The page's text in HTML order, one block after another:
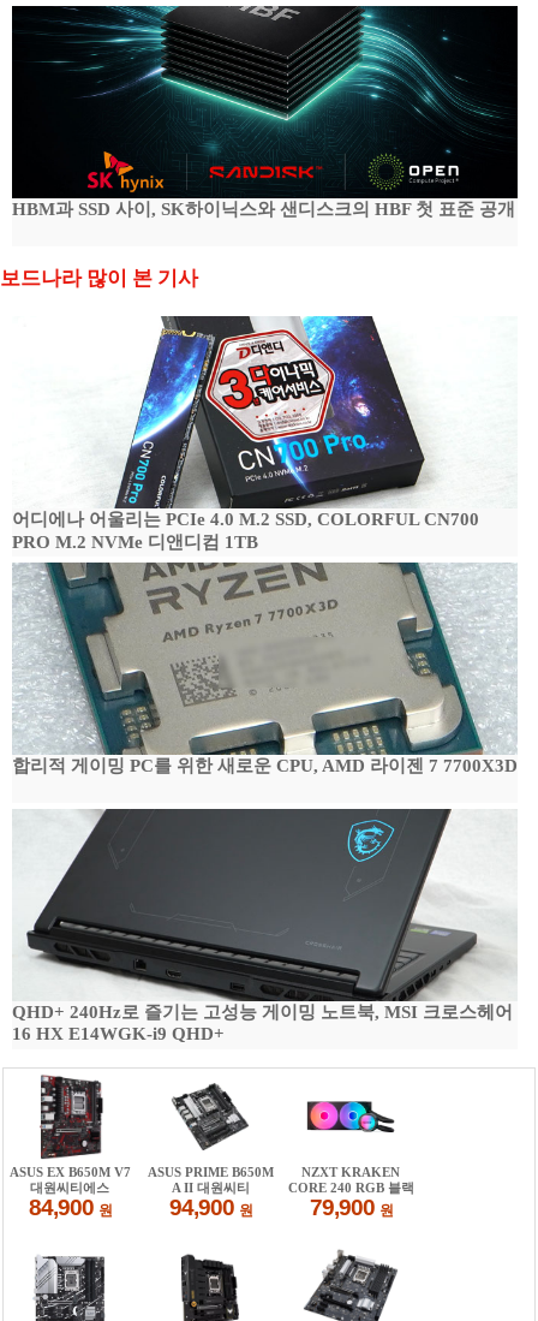
HBM과 SSD 사이, SK하이닉스와 샌디스크의 HBF 첫 표준 공개
보드나라 많이 본 기사
어디에나 어울리는 PCIe 4.0 M.2 SSD, COLORFUL CN700
PRO M.2 NVMe 디앤디컴 1TB
합리적 게이밍 PC를 위한 새로운 CPU, AMD 라이젠 7 7700X3D
QHD+ 240Hz로 즐기는 고성능 게이밍 노트북, MSI 크로스헤어
16 HX E14WGK-i9 QHD+